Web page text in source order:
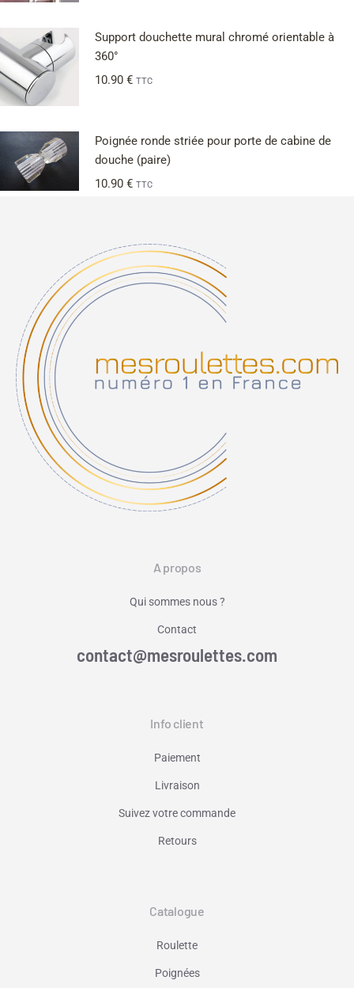
Support douchette mural chromé orientable à
360°
10.90 € TTC
Poignée ronde striée pour porte de cabine de
douche (paire)
10.90 € TTC
A propos
Qui sommes nous ?
Contact
contact@mesroulettes.com
Info client
Paiement
Livraison
Suivez votre commande
Retours
Catalogue
Roulette
Poignées